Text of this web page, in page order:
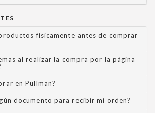
físicamente antes de comprar
al realizar la compra por la página
en Pullman?
documento para recibir mi orden?